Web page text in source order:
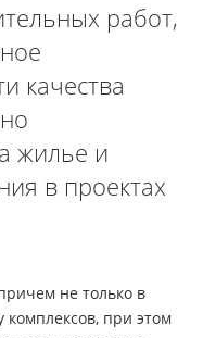
работ,
качества
жилье и
в проектах
не только в
комплексов, при этом